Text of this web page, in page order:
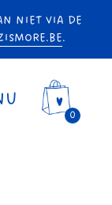
0
NIET VIA DE
.